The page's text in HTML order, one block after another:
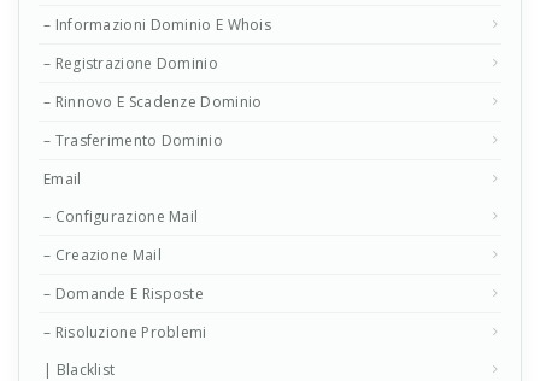
– Informazioni Dominio E Whois
– Registrazione Dominio
– Rinnovo E Scadenze Dominio
– Trasferimento Dominio
Email
– Configurazione Mail
– Creazione Mail
– Domande E Risposte
– Risoluzione Problemi
| Blacklist